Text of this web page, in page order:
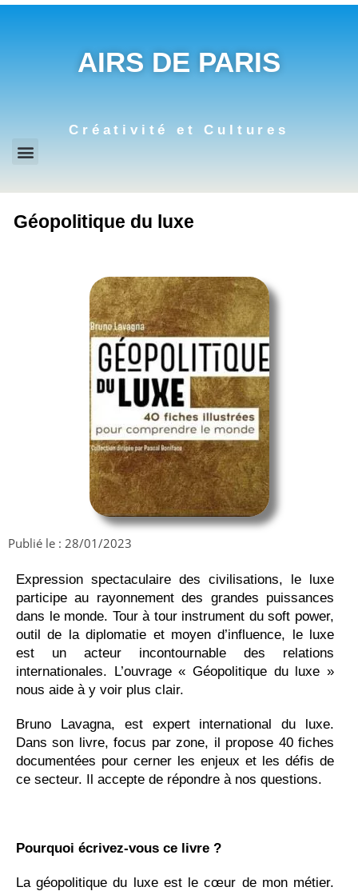
AIRS DE PARIS
Créativité et Cultures
Géopolitique du luxe
Publié le : 28/01/2023
Expression spectaculaire des civilisations, le luxe
participe au rayonnement des grandes puissances
dans le monde. Tour à tour instrument du soft power,
outil de la diplomatie et moyen d’influence, le luxe
est un acteur incontournable des relations
internationales. L’ouvrage « Géopolitique du luxe »
nous aide à y voir plus clair.
Bruno Lavagna, est expert international du luxe.
Dans son livre, focus par zone, il propose 40 fiches
documentées pour cerner les enjeux et les défis de
ce secteur. Il accepte de répondre à nos questions.
Pourquoi écrivez-vous ce livre ?
La géopolitique du luxe est le cœur de mon métier.